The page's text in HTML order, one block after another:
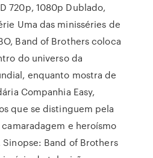
720p, 1080p Dublado,
Uma das minisséries de
Band of Brothers coloca
do universo da
enquanto mostra de
Companhia Easy,
que se distinguem pela
e heroísmo
Band of Brothers